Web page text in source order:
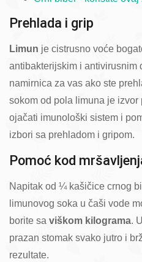
Prehlada i grip
Limun je cistrusno voće
antibakterijskim i antivirusnim
namirnica za vas ako ste
sokom od pola limuna je izvor
ojačati imunološki sistem i
izbori sa prehladom i gripom.
Pomoć kod
Napitak od ¼ kašičice crnog
limunovog soka u čaši vode
borite sa viškom kilograma.
prazan stomak svako jutro i
rezultate.